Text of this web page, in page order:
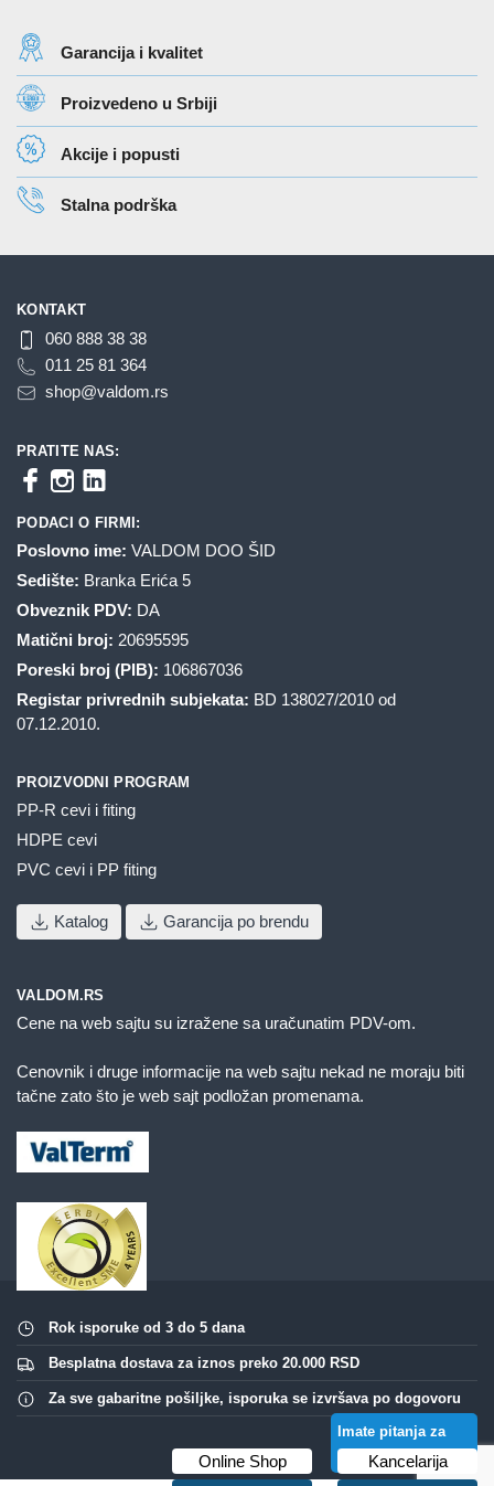
Imate pitanja za
ovaj proizvod?
Opcije
mogu
biti
izabrane
na
stranici
proizvoda.
Garancija i kvalitet
Proizvedeno u Srbiji
Akcije i popusti
Stalna podrška
KONTAKT
060 888 38 38
011 25 81 364
shop@valdom.rs
PRATITE NAS:
PODACI O FIRMI:
Poslovno ime: VALDOM DOO ŠID
Sedište: Branka Erića 5
Obveznik PDV: DA
Matični broj: 20695595
Poreski broj (PIB): 106867036
Registar privrednih subjekata: BD 138027/2010 od
07.12.2010.
PROIZVODNI PROGRAM
PP-R cevi i fiting
HDPE cevi
PVC cevi i PP fiting
Katalog Garancija po brendu
VALDOM.RS
Cene na web sajtu su izražene sa uračunatim PDV-om.
Cenovnik i druge informacije na web sajtu nekad ne moraju biti
tačne zato što je web sajt podložan promenama.
Rok isporuke od 3 do 5 dana
Besplatna dostava za iznos preko 20.000 RSD
Za sve gabaritne pošiljke, isporuka se izvršava po dogovoru
Online Shop Kancelarija